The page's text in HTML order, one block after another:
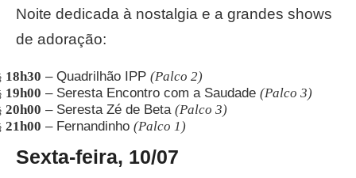
Noite dedicada à nostalgia e a grandes shows
de adoração:
18h30 – Quadrilhão IPP(Palco 2)
19h00 – Seresta Encontro com a Saudade(Palco 3)
20h00 – Seresta Zé de Beta(Palco 3)
21h00 – Fernandinho(Palco 1)
Sexta-feira, 10/07